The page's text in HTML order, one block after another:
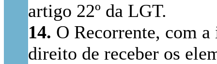
artigo 22º da LGT.
14. O Recorrente, com
direito de receber os